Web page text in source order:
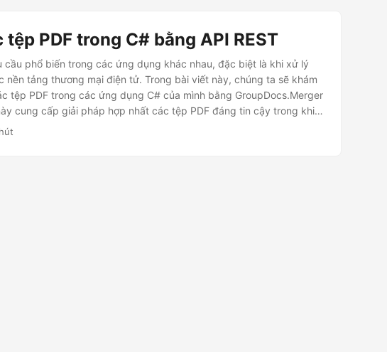
PDF trong C# bằng API REST
cầu phổ biến trong các ứng dụng khác nhau, đặc biệt là khi xử lý
nền tảng thương mại điện tử. Trong bài viết này, chúng ta sẽ khám
tệp PDF trong các ứng dụng C# của mình bằng GroupDocs.Merger
cung cấp giải pháp hợp nhất các tệp PDF đáng tin cậy trong khi
của chúng.